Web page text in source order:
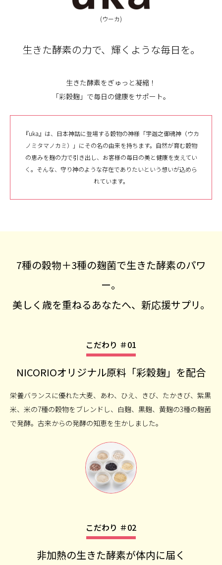
(ウーカ)
生きた酵素の力で、輝くような毎日を。
生きた酵素をぎゅっと凝縮！
「彩穀麹」で毎日の健康をサポート。
『uka』は、日本神話に登場する穀物の神様「宇迦之御魂神（ウカ
ノミタマノカミ）」にその名の由来を持ちます。自然が育む穀物
の恵みを麹の力で引き出し、お客様の毎日の美と健康を支えてい
く。そんな、守り神のような存在でありたいという想いが込めら
れています。
7種の穀物＋3種の麹菌で生きた酵素のパワ
ー。
美しく歳を重ねるあなたへ、新応援サプリ。
こだわり ＃01
NICORIOオリジナル原料「彩穀麹」を配合
栄養バランスに優れた大麦、あわ、ひえ、きび、たかきび、紫黒
米、米の7種の穀物をブレンドし、白麹、黒麹、黄麹の3種の麹菌
で発酵。古来からの発酵の知恵を生かしました。
こだわり ＃02
非加熱の生きた酵素が体内に届く